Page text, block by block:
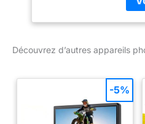
Noir
Découvrez d’autres appareils
-5%